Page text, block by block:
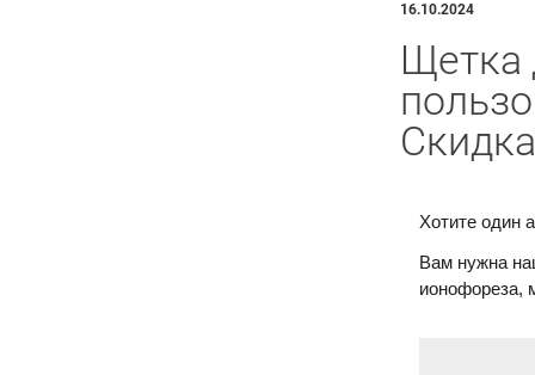
16.10.2024
Щетка
Хотите один
Вам нужна
ионофореза,